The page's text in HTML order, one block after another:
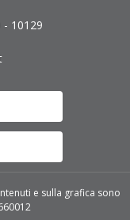
- 10129
e sulla grafica sono